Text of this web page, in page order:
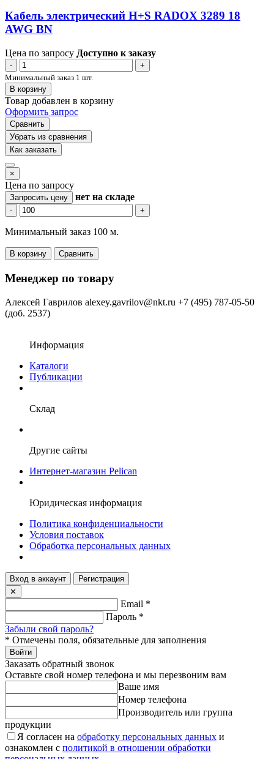
Кабель электрический H+S RADOX 3289 18
AWG BN
Цена по запросу Доступно к заказу
-
+
Минимальный заказ 1 шт.
В корзину
Товар добавлен в корзину
Оформить запрос
Сравнить
Убрать из сравнения
Как заказать
×
Цена по запросу
Запросить цену нет на складе
- +
Минимальный заказ 100 м.
В корзину Сравнить
Менеджер по товару
Алексей Гаврилов alexey.gavrilov@nkt.ru +7 (495) 787-05-50
(доб. 2537)
Информация
Каталоги
Публикации
Склад
Другие сайты
Интернет-магазин Pelican
Юридическая информация
Политика конфиденциальности
Условия поставок
Обработка персональных данных
Вход в аккаунт
Регистрация
✕
Email *
Пароль *
Забыли свой пароль?
* Отмечены поля, обязательные для заполнения
Войти
Заказать обратный звонок
Оставьте свой номер телефона и мы перезвоним вам
Ваше имя
Номер телефона
Производитель или группа
продукции
Я согласен на обработку персональных данных и
ознакомлен с политикой в отношении обработки